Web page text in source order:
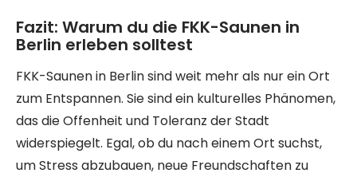
Fazit: Warum du die FKK-Saunen in
Berlin erleben solltest
FKK-Saunen in Berlin sind weit mehr als nur ein Ort
zum Entspannen. Sie sind ein kulturelles Phänomen,
das die Offenheit und Toleranz der Stadt
widerspiegelt. Egal, ob du nach einem Ort suchst,
um Stress abzubauen, neue Freundschaften zu